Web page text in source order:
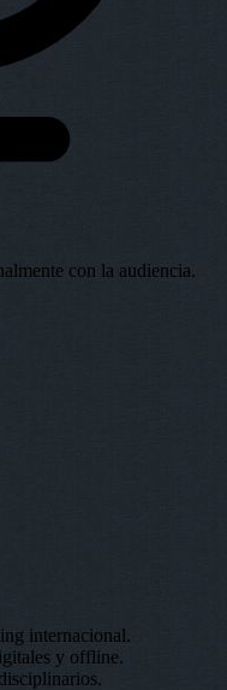
con la audiencia.
internacional.
y offline.